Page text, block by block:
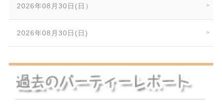
2026年08月30日(日）
2026年08月30日(日)